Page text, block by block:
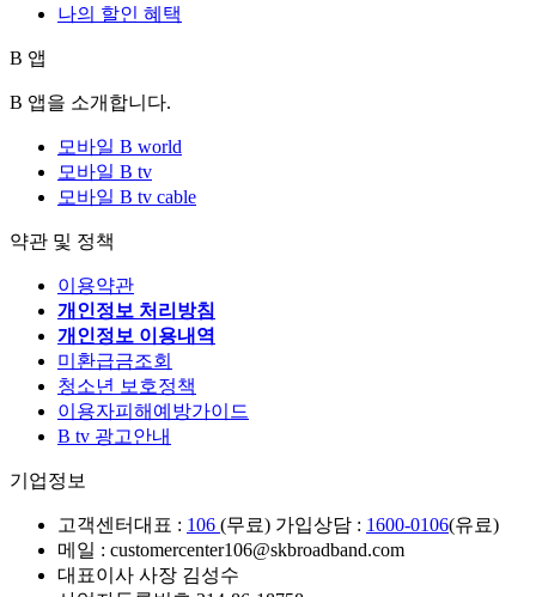
나의 할인 혜택
B 앱
B 앱을 소개합니다.
모바일 B world
모바일 B tv
모바일 B tv cable
약관 및 정책
이용약관
개인정보 처리방침
개인정보 이용내역
미환급금조회
청소년 보호정책
이용자피해예방가이드
B tv 광고안내
기업정보
고객센터대표 : 106 (무료) 가입상담 : 1600-0106(유료)
메일 : customercenter106@skbroadband.com
대표이사 사장 김성수